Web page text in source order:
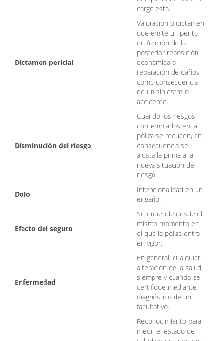
cargo esta.
Dictamen pericial
Valoración o dictamen
que emite un perito
en función de la
posterior reposición
económica o
reparación de daños
como consecuencia
de un siniestro o
accidente.
Disminución del riesgo
Cuando los riesgos
contemplados en la
póliza se reducen, en
consecuencia se
ajusta la prima a la
nueva situación de
riesgo.
Dolo
Intencionalidad en un
engaño.
Efecto del seguro
Se entiende desde el
mismo momento en
el que la póliza entra
en vigor.
Enfermedad
En general, cualquier
alteración de la salud,
siempre y cuando se
certifique mediante
diagnóstico de un
facultativo.
Reconocimiento para
medir el estado de